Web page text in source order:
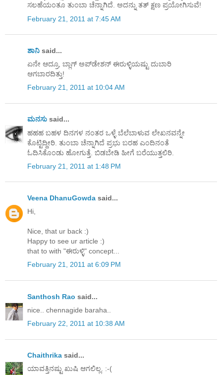
ಸಲಹೆಯಂತೂ ತುಂಬಾ ಚೆನ್ನಾಗಿದೆ. ಅದನ್ನು ತತ್ ಕ್ಷಣ ಪ್ರಯೋಗಿಸುವೆ!
February 21, 2011 at 7:45 AM
ಶಾನಿ said...
ಏನೇ ಆದ್ರೂ, ಬ್ಲಾಗ್ ಅಪ್‌ಡೇಶನ್ ಈರುಳ್ಳಿಯಷ್ಟು ದುಬಾರಿ
ಆಗಬಾರದಿತ್ತು!
February 21, 2011 at 10:04 AM
ಮನಸು said...
ಹಹಹ ಬಹಳ ದಿನಗಳ ನಂತರ ಒಳ್ಳೆ ಬೆಲೆಬಾಳುವ ಲೇಖನವನ್ನೇ
ಕೊಟ್ಟಿದ್ದೀರಿ. ತುಂಬಾ ಚೆನ್ನಾಗಿದೆ ಪ್ರಭು ಬರಹ ಎಂದಿನಂತೆ
ಓದಿಸಿಕೊಂಡು ಹೋಗುತ್ತೆ. ಬಿಡಬೇಡಿ ಹೀಗೆ ಬರೆಯುತ್ತಲಿರಿ.
February 21, 2011 at 1:48 PM
Veena DhanuGowda said...
Hi,
Nice, that ur back :)
Happy to see ur article :)
that to with "ಈರುಳ್ಳಿ" concept...
February 21, 2011 at 6:09 PM
Santhosh Rao said...
nice.. chennagide baraha..
February 22, 2011 at 10:38 AM
Chaithrika said...
ಯಾವತ್ತಿನಷ್ಟು ಖುಷಿ ಆಗಲಿಲ್ಲ. :-(